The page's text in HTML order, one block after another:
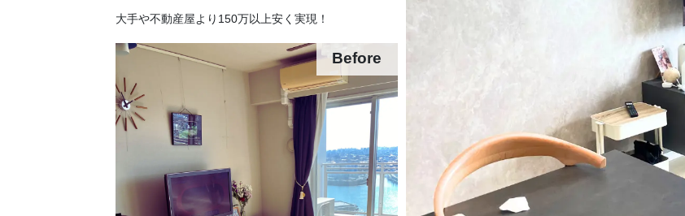
大手や不動産屋より150万以上安く実現！
Before